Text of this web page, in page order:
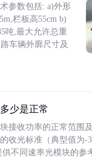
参数包括: a)外形
栏板高55cm b)
吨,最大允许总重
车辆外廓尺寸及
少是正常
接收功率的正常范围
收光标准（典型值为-
供不同速率光模块的参